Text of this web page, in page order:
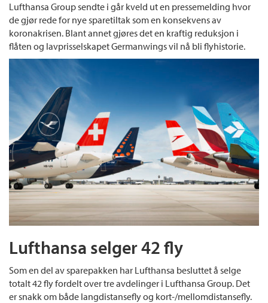
Lufthansa Group sendte i går kveld ut en pressemelding hvor
de gjør rede for nye sparetiltak som en konsekvens av
koronakrisen. Blant annet gjøres det en kraftig reduksjon i
flåten og lavprisselskapet Germanwings vil nå bli flyhistorie.
Lufthansa selger 42 fly
Som en del av sparepakken har Lufthansa besluttet å selge
totalt 42 fly fordelt over tre avdelinger i Lufthansa Group. Det
er snakk om både langdistansefly og kort-/mellomdistansefly.